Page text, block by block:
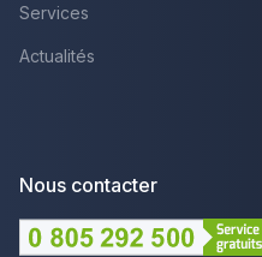
Services
Actualités
Nous contacter